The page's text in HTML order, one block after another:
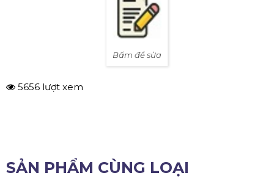
Bấm để sửa
5656 lượt xem
SẢN PHẨM CÙNG LOẠI